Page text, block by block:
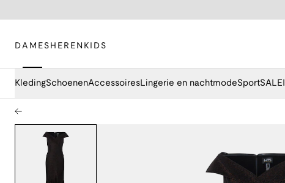
DAMES HEREN KIDS
KledingSchoenenAccessoiresLingerie en nachtmodeSportSALE